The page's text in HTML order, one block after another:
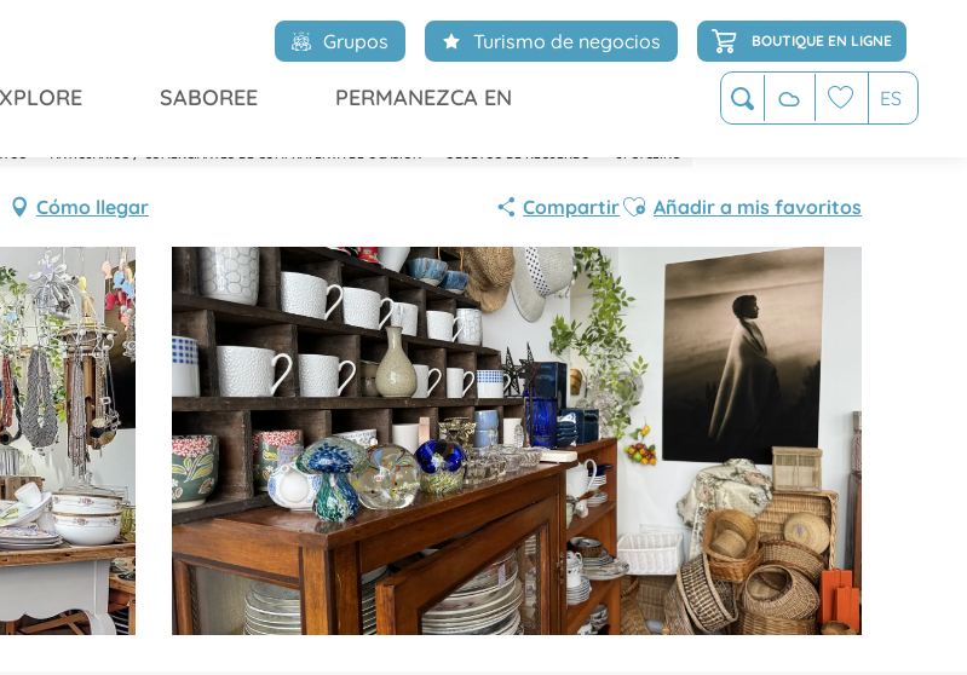
Buscar ES
Grupos Turismo de negocios BOUTIQUE EN LIGNE
SABOREE PERMANEZCA EN
ANTICUARIOS / COMERCIANTES DE COMPRAVENTA DE OCASIÓN OBJETOS DE RECUERDO UPCYCLING
Cómo llegar CompartirAjouter aux favoris
Añadir a mis favoritos